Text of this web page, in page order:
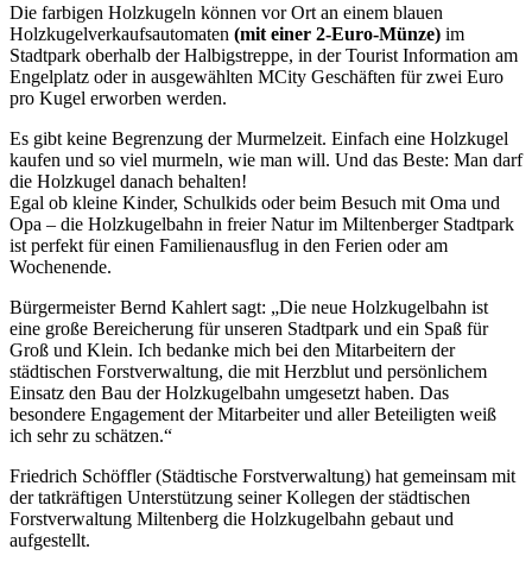
Die farbigen Holzkugeln können vor Ort an einem blauen
Holzkugelverkaufsautomaten (mit einer 2-Euro-Münze) im
Stadtpark oberhalb der Halbigstreppe, in der Tourist Information am
Engelplatz oder in ausgewählten MCity Geschäften für zwei Euro
pro Kugel erworben werden.
Es gibt keine Begrenzung der Murmelzeit. Einfach eine Holzkugel
kaufen und so viel murmeln, wie man will. Und das Beste: Man darf
die Holzkugel danach behalten!
Egal ob kleine Kinder, Schulkids oder beim Besuch mit Oma und
Opa – die Holzkugelbahn in freier Natur im Miltenberger Stadtpark
ist perfekt für einen Familienausflug in den Ferien oder am
Wochenende.
Bürgermeister Bernd Kahlert sagt: „Die neue Holzkugelbahn ist
eine große Bereicherung für unseren Stadtpark und ein Spaß für
Groß und Klein. Ich bedanke mich bei den Mitarbeitern der
städtischen Forstverwaltung, die mit Herzblut und persönlichem
Einsatz den Bau der Holzkugelbahn umgesetzt haben. Das
besondere Engagement der Mitarbeiter und aller Beteiligten weiß
ich sehr zu schätzen.“
Friedrich Schöffler (Städtische Forstverwaltung) hat gemeinsam mit
der tatkräftigen Unterstützung seiner Kollegen der städtischen
Forstverwaltung Miltenberg die Holzkugelbahn gebaut und
aufgestellt.